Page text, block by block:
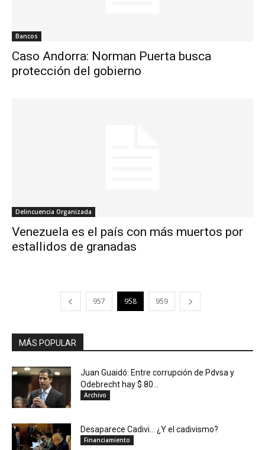
Bancos
Caso Andorra: Norman Puerta busca
protección del gobierno
Delincuencia Organizada
Venezuela es el país con más muertos por
estallidos de granadas
957 958 959
MÁS POPULAR
Juan Guaidó: Entre corrupción de Pdvsa y
Odebrecht hay $ 80...
Archivo
Desaparece Cadivi… ¿Y el cadivismo?
Financiamiento